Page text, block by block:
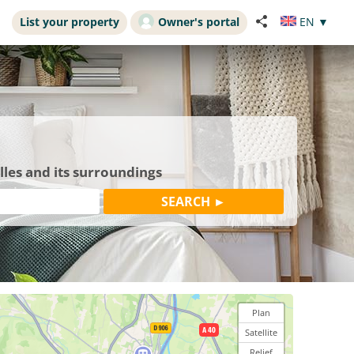
List your property Owner's portal EN ▼
and its surroundings
Plan
Satellite